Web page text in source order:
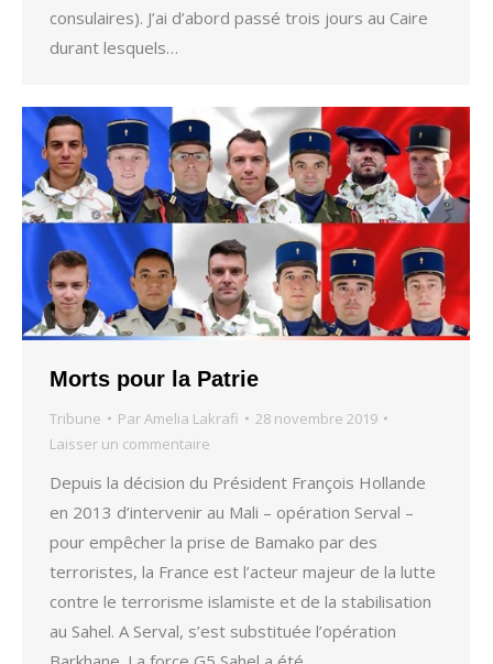
consulaires). J’ai d’abord passé trois jours au Caire
durant lesquels…
Morts pour la Patrie
Tribune ParAmelia Lakrafi
28 novembre 2019
Laisser un commentaire
Depuis la décision du Président François Hollande
en 2013 d’intervenir au Mali – opération Serval –
pour empêcher la prise de Bamako par des
terroristes, la France est l’acteur majeur de la lutte
contre le terrorisme islamiste et de la stabilisation
au Sahel. A Serval, s’est substituée l’opération